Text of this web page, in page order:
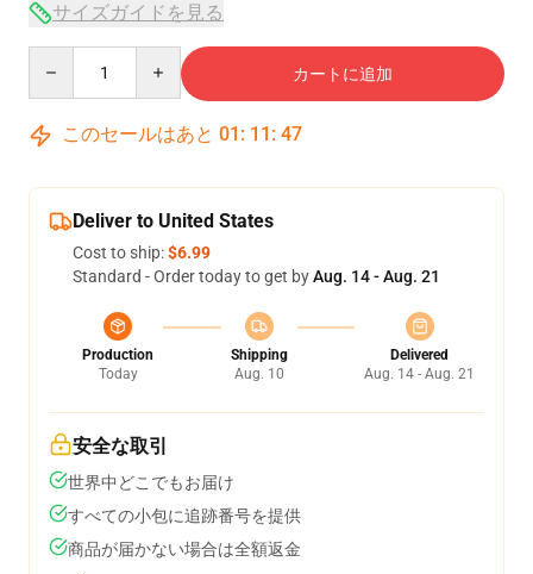
サイズガイドを見る
カートに追加
このセールはあと 01 : 11 : 47
Deliver to United States
Cost to ship:$6.99
Standard - Order today to get byAug. 14 - Aug. 21
Production
Today
Shipping
Aug. 10
Delivered
Aug. 14 - Aug. 21
安全な取引
世界中どこでもお届け
すべての小包に追跡番号を提供
商品が届かない場合は全額返金